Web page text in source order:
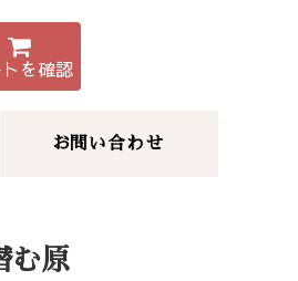
を確認
お問い合わせ
む原